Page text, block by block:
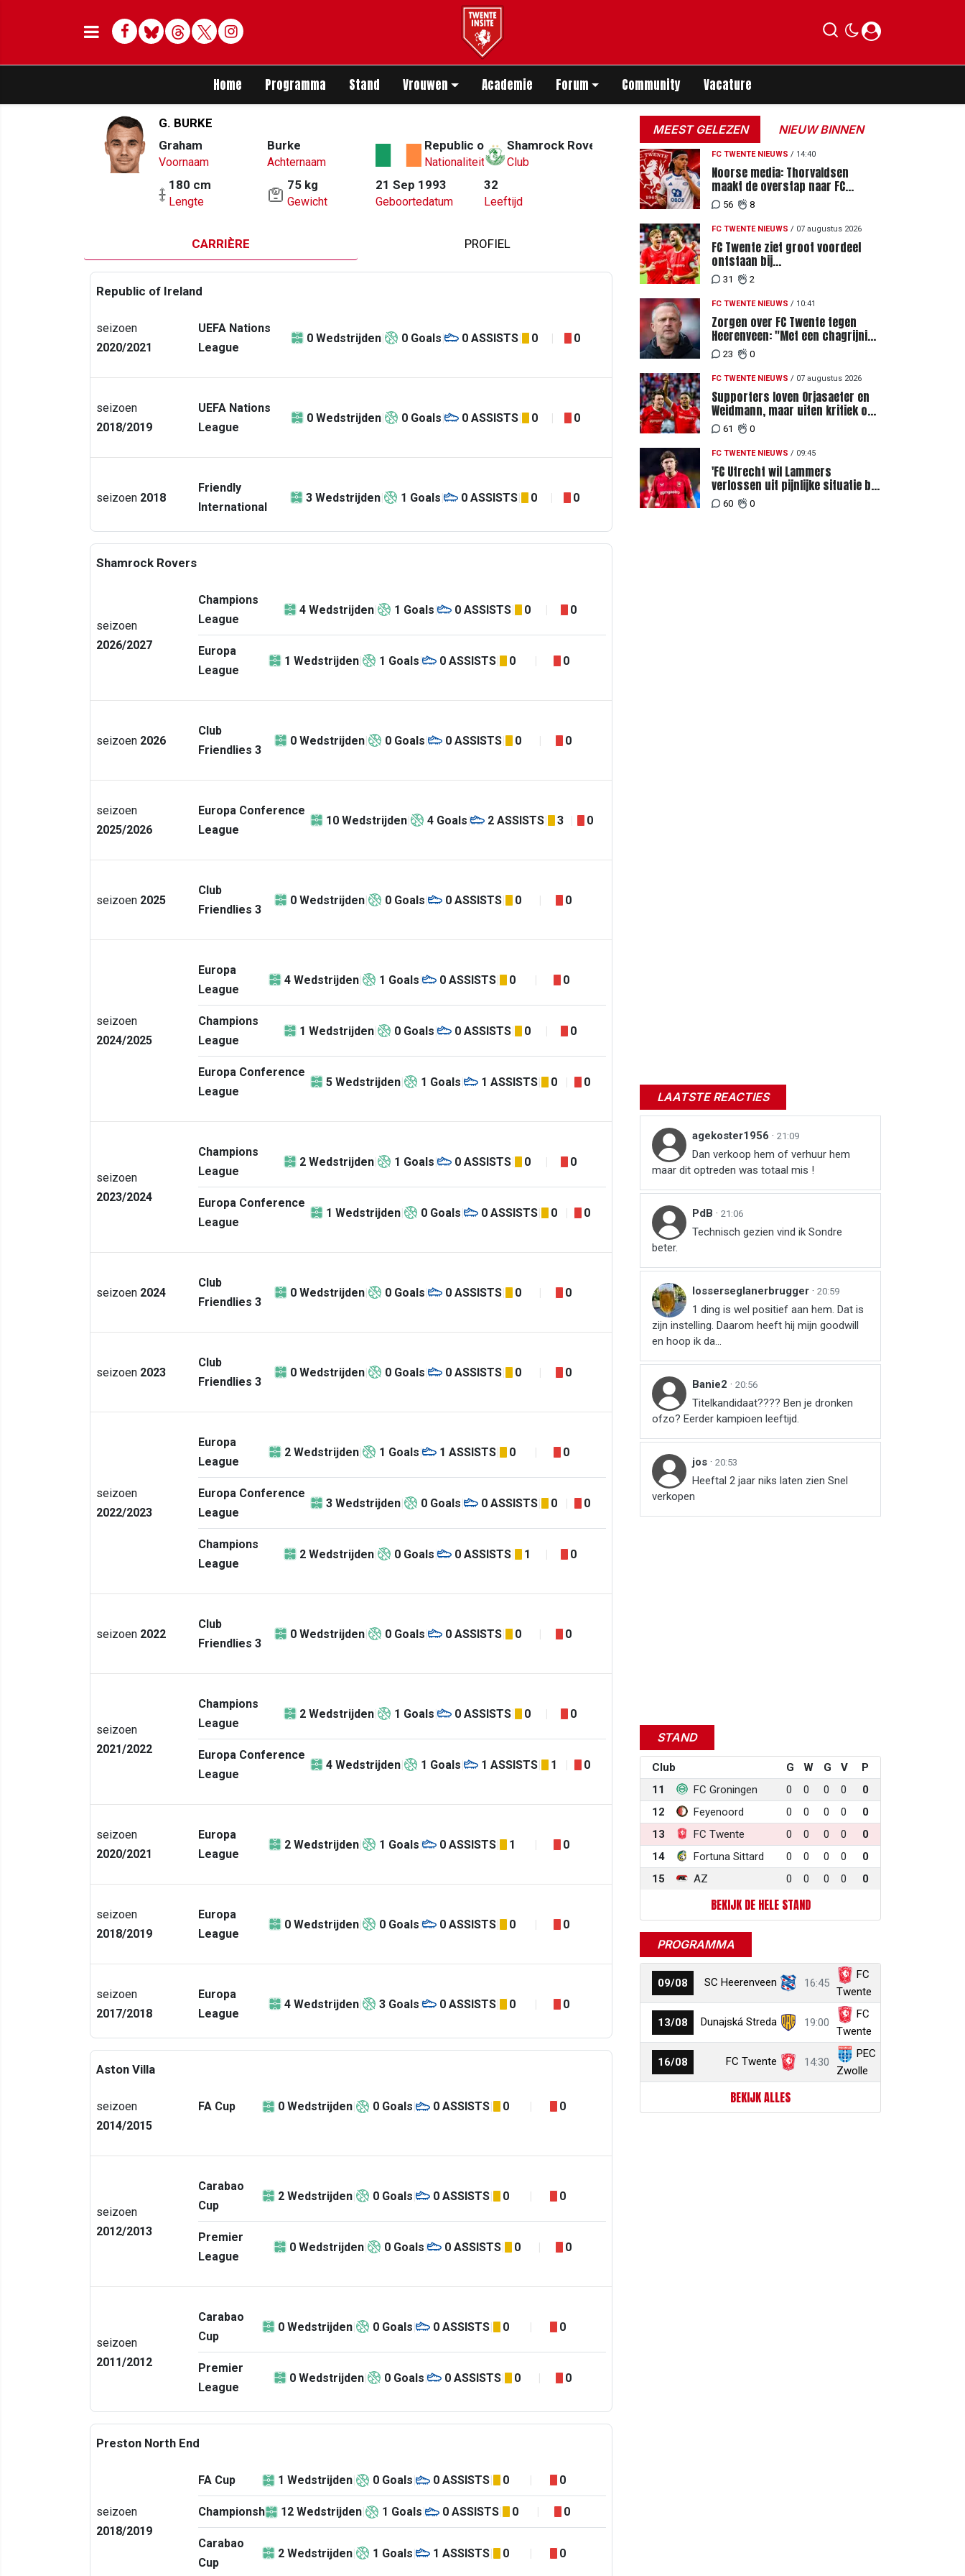
Facebook
BlueskyThreadsTwitterDelen op Whatsapp
Home Programma Stand Vrouwen Academie Forum Community Vacature
G. BURKE
Graham
Voornaam
Burke
Achternaam
Republic of Ireland
Nationaliteit
Shamrock Rovers
Club
180 cm
Lengte
75 kg
Gewicht
21 Sep 1993
Geboortedatum
32
Leeftijd
CARRIÈRE PROFIEL
Republic of Ireland
seizoen
2020/2021
UEFA Nations
League
0 Wedstrijden 0 Goals 0 ASSISTS 0 0
seizoen
2018/2019
UEFA Nations
League
0 Wedstrijden 0 Goals 0 ASSISTS 0 0
seizoen 2018
Friendly
International
3 Wedstrijden 1 Goals 0 ASSISTS 0 0
Shamrock Rovers
seizoen
2026/2027
Champions
League
4 Wedstrijden 1 Goals 0 ASSISTS 0 0
Europa
League
1 Wedstrijden 1 Goals 0 ASSISTS 0 0
seizoen 2026
Club
Friendlies 3
0 Wedstrijden 0 Goals 0 ASSISTS 0 0
seizoen
2025/2026
Europa Conference
League
10 Wedstrijden 4 Goals 2 ASSISTS 3 0
seizoen 2025
Club
Friendlies 3
0 Wedstrijden 0 Goals 0 ASSISTS 0 0
seizoen
2024/2025
Europa
League
4 Wedstrijden 1 Goals 0 ASSISTS 0 0
Champions
League
1 Wedstrijden 0 Goals 0 ASSISTS 0 0
Europa Conference
League
5 Wedstrijden 1 Goals 1 ASSISTS 0 0
seizoen
2023/2024
Champions
League
2 Wedstrijden 1 Goals 0 ASSISTS 0 0
Europa Conference
League
1 Wedstrijden 0 Goals 0 ASSISTS 0 0
seizoen 2024
Club
Friendlies 3
0 Wedstrijden 0 Goals 0 ASSISTS 0 0
seizoen 2023
Club
Friendlies 3
0 Wedstrijden 0 Goals 0 ASSISTS 0 0
seizoen
2022/2023
Europa
League
2 Wedstrijden 1 Goals 1 ASSISTS 0 0
Europa Conference
League
3 Wedstrijden 0 Goals 0 ASSISTS 0 0
Champions
League
2 Wedstrijden 0 Goals 0 ASSISTS 1 0
seizoen 2022
Club
Friendlies 3
0 Wedstrijden 0 Goals 0 ASSISTS 0 0
seizoen
2021/2022
Champions
League
2 Wedstrijden 1 Goals 0 ASSISTS 0 0
Europa Conference
League
4 Wedstrijden 1 Goals 1 ASSISTS 1 0
seizoen
2020/2021
Europa
League
2 Wedstrijden 1 Goals 0 ASSISTS 1 0
seizoen
2018/2019
Europa
League
0 Wedstrijden 0 Goals 0 ASSISTS 0 0
seizoen
2017/2018
Europa
League
4 Wedstrijden 3 Goals 0 ASSISTS 0 0
Aston Villa
seizoen
2014/2015
FA Cup 0 Wedstrijden 0 Goals 0 ASSISTS 0 0
seizoen
2012/2013
Carabao
Cup
2 Wedstrijden 0 Goals 0 ASSISTS 0 0
Premier
League
0 Wedstrijden 0 Goals 0 ASSISTS 0 0
seizoen
2011/2012
Carabao
Cup
0 Wedstrijden 0 Goals 0 ASSISTS 0 0
Premier
League
0 Wedstrijden 0 Goals 0 ASSISTS 0 0
Preston North End
seizoen
2018/2019
FA Cup 1 Wedstrijden 0 Goals 0 ASSISTS 0 0
Championship 12 Wedstrijden 1 Goals 0 ASSISTS 0 0
Carabao
Cup
2 Wedstrijden 1 Goals 1 ASSISTS 0 0
MEEST GELEZEN NIEUW BINNEN
FC TWENTE NIEUWS / 14:40
Noorse media: Thorvaldsen
maakt de overstap naar FC
Twente
56 8
FC TWENTE NIEUWS / 07 augustus 2026
FC Twente ziet groot voordeel
ontstaan bij
Eredivisiewedstrijden tegen
Heerenveen en PEC Zwolle
31 2
FC TWENTE NIEUWS / 10:41
Zorgen over FC Twente tegen
Heerenveen: "Met een chagrijnig
gevoel richting Slowakije"
23 0
FC TWENTE NIEUWS / 07 augustus 2026
Supporters loven Orjasaeter en
Weidmann, maar uiten kritiek op
Weghorst na ruime zege op FC
DAC
61 0
FC TWENTE NIEUWS / 09:45
'FC Utrecht wil Lammers
verlossen uit pijnlijke situatie bij
FC Twente'
60 0
LAATSTE REACTIES
agekoster1956 · 21:09
Dan verkoop hem of verhuur hem
maar dit optreden was totaal mis !
PdB · 21:06
Technisch gezien vind ik Sondre
beter.
losserseglanerbrugger · 20:59
1 ding is wel positief aan hem. Dat is
zijn instelling. Daarom heeft hij mijn goodwill
en hoop ik da...
Banie2 · 20:56
Titelkandidaat???? Ben je dronken
ofzo? Eerder kampioen leeftijd.
jos · 20:53
Heeftal 2 jaar niks laten zien Snel
verkopen
STAND
Club G W G V
P
11
FC Groningen 0 0 0 0
0
12
Feyenoord 0 0 0 0
0
13
FC Twente 0 0 0 0
0
14
Fortuna Sittard 0 0 0 0
0
15
AZ 0 0 0 0 0
BEKIJK DE HELE STAND
PROGRAMMA
09/08 SC Heerenveen 16:45
FC
Twente
13/08 Dunajská Streda 19:00
FC
Twente
16/08 FC Twente 14:30
PEC
Zwolle
BEKIJK ALLES